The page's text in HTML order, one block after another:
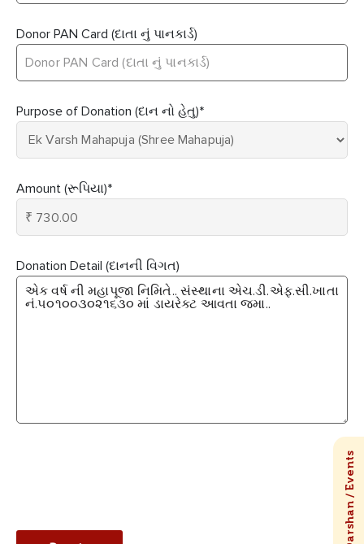
Donor PAN Card (દાતા નું પાનકાર્ડ)
Purpose of Donation (દાન નો હેતુ)*
Amount (રૂપિયા)*
Donation Detail (દાનની વિગત)